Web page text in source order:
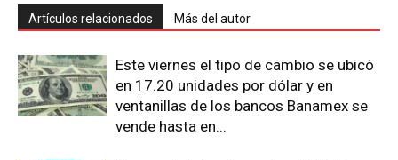
Artículos relacionados Más del autor
Este viernes el tipo de cambio se ubicó
en 17.20 unidades por dólar y en
ventanillas de los bancos Banamex se
vende hasta en...